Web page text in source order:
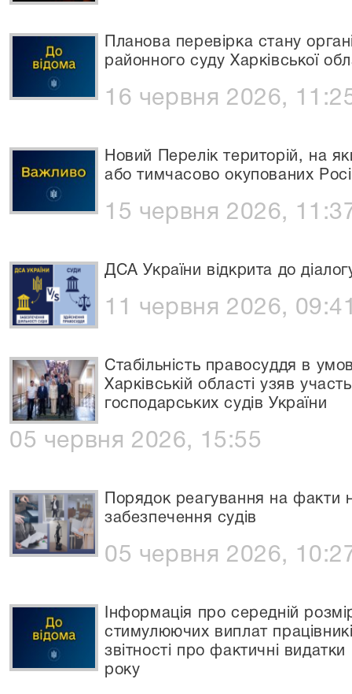
Планова перевірка стану
районного суду Харківської
16 червня 2026,
Новий Перелік територій, на
або тимчасово окупованих
15 червня 2026,
ДСА України відкрита до
11 червня 2026,
Стабільність правосуддя в
Харківській області узяв
господарських судів України
05 червня 2026, 15:55
Порядок реагування на факти
забезпечення судів
05 червня 2026,
Інформація про середній
стимулюючих виплат
звітності про фактичні
року